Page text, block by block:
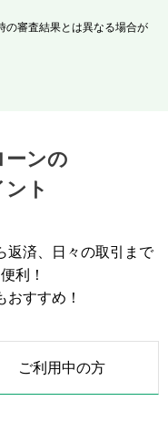
の審査結果とは異なる場合が
ーンの
ト
返済、日々の取引まで
利！
おすすめ！
ご利用中の方